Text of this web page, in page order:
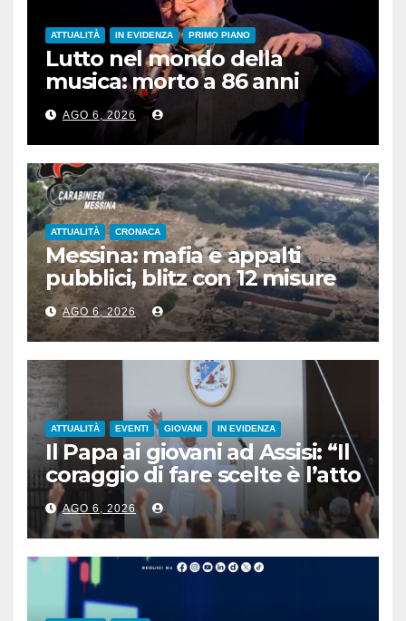
ATTUALITÀ IN EVIDENZA PRIMO PIANO
Lutto nel mondo della
musica: morto a 86 anni
Francesco Guccini
AGO 6, 2026
ATTUALITÀ CRONACA
Messina: mafia e appalti
pubblici, blitz con 12 misure
cautelari
AGO 6, 2026
ATTUALITÀ EVENTI GIOVANI IN EVIDENZA
Il Papa ai giovani ad Assisi: “Il
coraggio di fare scelte è l’atto
più rivoluzionario”
AGO 6, 2026